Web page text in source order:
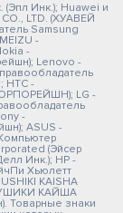
(Эпл Инк.); Huawei и
LTD. (ХУАВЕЙ
Samsung
-
-
Lenovo -
HTC -
LG -
-
ASUS -
(Эйсер
Инк.); HP -
Хьюлетт
KAISHA
КАЙША
Товарные знаки